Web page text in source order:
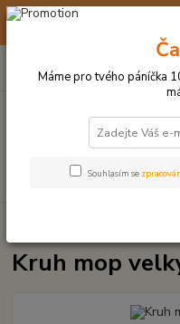
☀️ 10. - 14. SRPNA 2026
po–pá: 9–17 hod.
UZLOVÉ HRAČKY A
Kruh mop
Máme pro tvého páníčka
Souhlasím se